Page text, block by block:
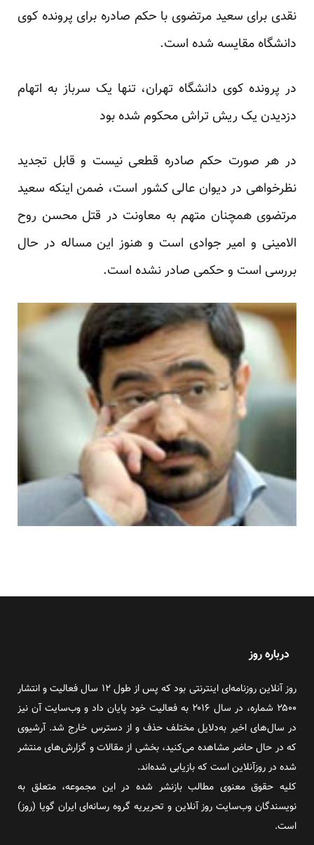
نقدی برای سعید مرتضوی با حکم صادره برای پرونده کوی
دانشگاه مقایسه شده است.
در پرونده کوی دانشگاه تهران، تنها یک سرباز به اتهام
دزدیدن یک ریش تراش محکوم شده بود
در هر صورت حکم صادره قطعی نیست و قابل تجدید
نظرخواهی در دیوان عالی کشور است، ضمن اینکه سعید
مرتضوی همچنان متهم به معاونت در قتل محسن روح
الامینی و امیر جوادی است و هنوز این مساله در حال
بررسی است و حکمی صادر نشده است.
درباره روز
روز آنلاین روزنامه‌ای اینترنتی بود که پس از طول ۱۲ سال فعالیت و انتشار
۲۵۰۰ شماره، در سال ۲۰۱۶ به فعالیت خود پایان داد و وب‌سایت آن نیز
در سال‌های اخیر به‌دلایل مختلف حذف و از دسترس خارج شد. آرشیوی
که در حال حاضر مشاهده می‌کنید، بخشی از مقالات و گزارش‌های منتشر
شده در روزآنلاین است که بازیابی شده‌اند.
کلیه حقوق معنوی مطالب بازنشر شده در این مجموعه، متعلق به
نویسندگان وب‌سایت روز آنلاین و تحریریه گروه رسانه‌ای ایران گویا (روز)
است.